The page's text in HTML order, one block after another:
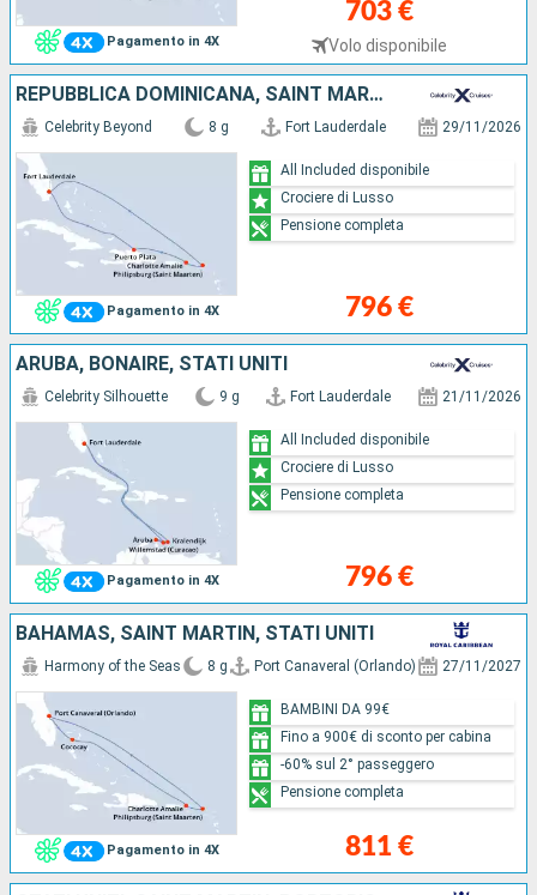
Pagamento in 4X
703 €
Volo disponibile
REPUBBLICA DOMINICANA, SAINT MARTIN, STATI UNITI
Pagamento in 4X
Celebrity Beyond 8 g Fort Lauderdale 29/11/2026
796 €
All Included disponibile
Crociere di Lusso
Pensione completa
ARUBA, BONAIRE, STATI UNITI
Pagamento in 4X
Celebrity Silhouette 9 g Fort Lauderdale 21/11/2026
796 €
All Included disponibile
Crociere di Lusso
Pensione completa
BAHAMAS, SAINT MARTIN, STATI UNITI
Pagamento in 4X
Harmony of the Seas 8 g Port Canaveral (Orlando) 27/11/2027
811 €
BAMBINI DA 99€
Fino a 900€ di sconto per cabina
-60% sul 2° passeggero
Pensione completa